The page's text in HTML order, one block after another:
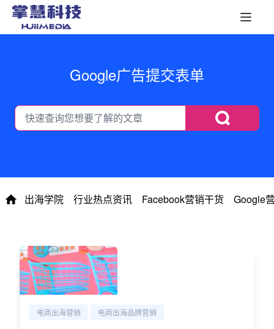
Google广告提交表单
出海学院 行业热点资讯 Facebook营销干货 Google
电商出海营销 电商出海品牌营销